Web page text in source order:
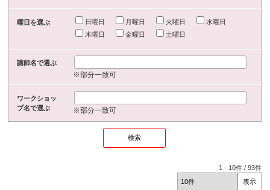
曜日を選ぶ 日曜日 月曜日 火曜日
水曜日
木曜日
金曜日 土曜日
講師名で選ぶ
※部分一致可
ワークショッ
プ名で選ぶ
※部分一致可
1 - 10件 /93件